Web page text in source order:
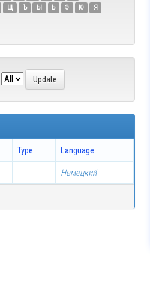
Щ Ъ Ы Ь Э Ю Я
Type Language
- Немецкий